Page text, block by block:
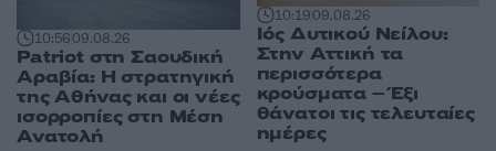
10:5609.08.26
Patriot στη Σαουδική
Αραβία: Η στρατηγική
της Αθήνας και οι νέες
ισορροπίες στη Μέση
Ανατολή
10:1909.08.26
Ιός Δυτικού Νείλου:
Στην Αττική τα
περισσότερα
κρούσματα – Έξι
θάνατοι τις τελευταίες
ημέρες